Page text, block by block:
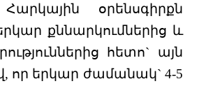
օրենսգիրքն
քննարկումներից և
հետո` այն
որ երկար ժամանակ` 4-5